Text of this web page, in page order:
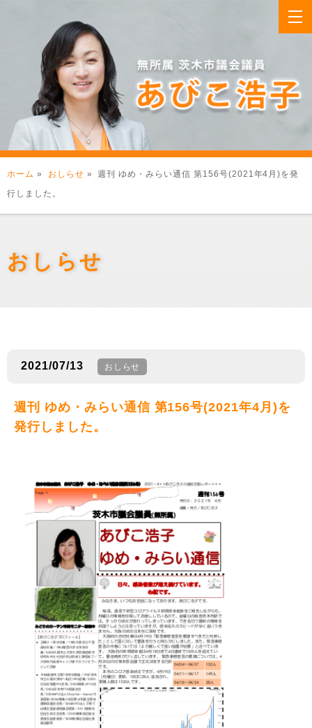
ホーム » おしらせ » 週刊 ゆめ・みらい通信 第156号(2021年4月)を発
行しました。
おしらせ
2021/07/13 おしらせ
週刊 ゆめ・みらい通信 第156号(2021年4月)を
発行しました。